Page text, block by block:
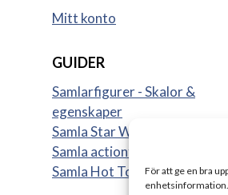
För att ge en bra
enhetsinformation.
Mitt konto
GUIDER
Samlarfigurer - Skalor &
egenskaper
Samla Star Wars figurer
Samla actionfigurer
Samla Hot Toys